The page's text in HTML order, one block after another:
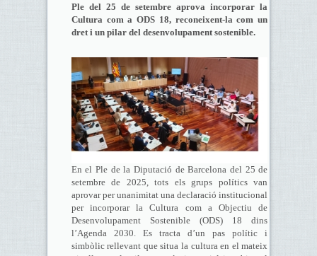
Ple del 25 de setembre aprova incorporar la
Cultura com a ODS 18, reconeixent-la com un
dret i un pilar del desenvolupament sostenible.
En el Ple de la Diputació de Barcelona del 25 de
setembre de 2025, tots els grups polítics van
aprovar per unanimitat una declaració institucional
per incorporar la Cultura com a Objectiu de
Desenvolupament Sostenible (ODS) 18 dins
l’Agenda 2030. Es tracta d’un pas polític i
simbòlic rellevant que situa la cultura en el mateix